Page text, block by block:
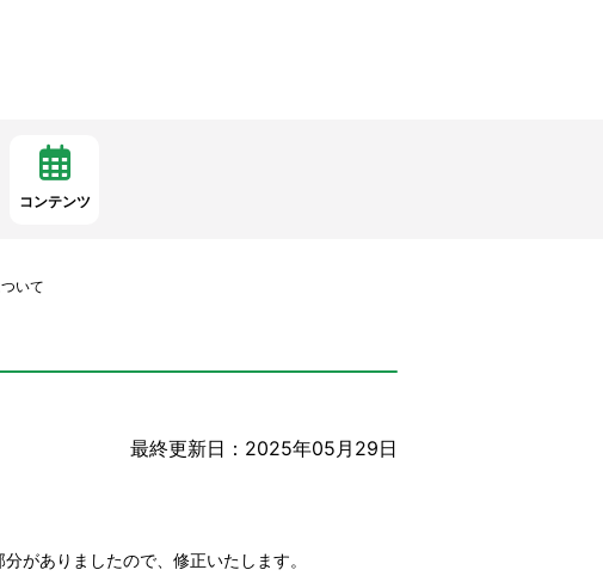
コンテンツ
いて
最終更新日：2025年05月29日
がありましたので、修正いたします。